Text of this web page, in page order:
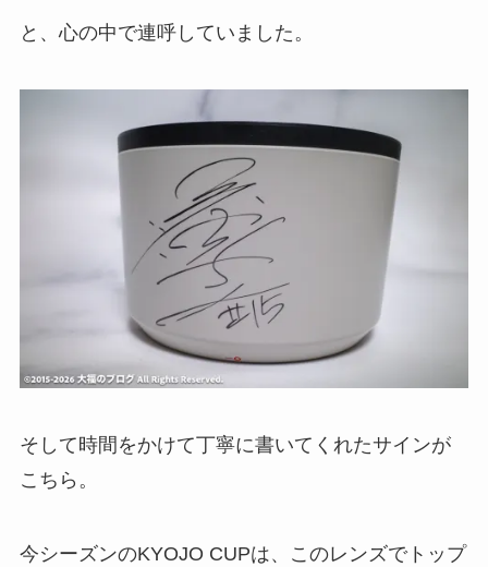
と、心の中で連呼していました。
そして時間をかけて丁寧に書いてくれたサインが
こちら。
今シーズンのKYOJO CUPは、このレンズでトップ